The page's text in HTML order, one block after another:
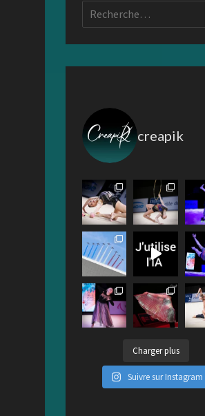
Rechercher :
creapik
Charger plus
Suivre sur Instagram